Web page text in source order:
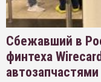
Сбежавший в
финтеха
автозапчастями